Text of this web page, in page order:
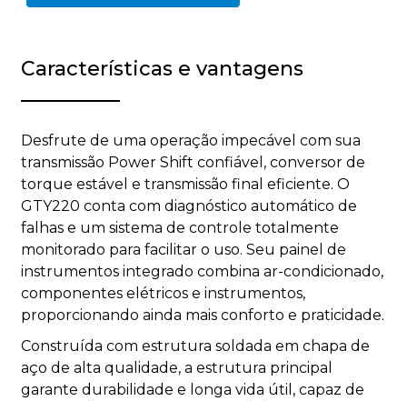
Características e vantagens
Desfrute de uma operação impecável com sua
transmissão Power Shift confiável, conversor de
torque estável e transmissão final eficiente. O
GTY220 conta com diagnóstico automático de
falhas e um sistema de controle totalmente
monitorado para facilitar o uso. Seu painel de
instrumentos integrado combina ar-condicionado,
componentes elétricos e instrumentos,
proporcionando ainda mais conforto e praticidade.
Construída com estrutura soldada em chapa de
aço de alta qualidade, a estrutura principal
garante durabilidade e longa vida útil, capaz de